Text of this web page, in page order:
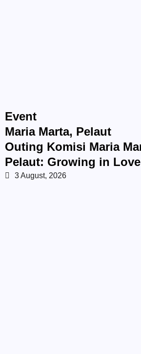
Event
Maria Marta, Pelaut
Outing Komisi Maria
Pelaut: Growing in Love
3 August, 2026